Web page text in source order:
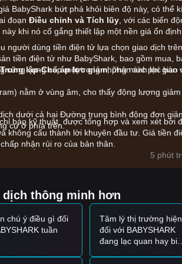
giá BabyShark bứt phá khỏi biên độ này, có thể
đoạn Điều chỉnh và Tích lũy , với các biến
khi nó cố gắng thiết lập một nền giá ổn định
Trung lập-Cho áp lực giảm, phản ánh lực bán
nằm ở vùng âm, cho thấy động lượng giảm
dưới cả hai Đường trung bình động đơn giản
cự ở phía trên.
các yếu tố sau:
đối với các cặp giao ngay và phái sinh trên
động cao và gia tăng áp lực bán.
khả năng mở rộng tiếp tục ảnh hưởng đến
giao dịch sau được cung cấp để tham khảo:
người dùng tiền điện tử lựa chọn giao dịch trên
tiền điện tử như BabyShark, bao gồm mua,
cũng cung cấp một trong những mức phí giao
báo kỹ thuật, được tổng hợp và xem xét bởi
không cấu thành lời khuyên đầu tư. Giá tiền
nhận rủi ro của bản thân.
5 phút
thông minh hơn
chú ý điều gì đối
tuần
Tâm lý thị trường
đối với BABYSHARK
đang lạc quan hay bi